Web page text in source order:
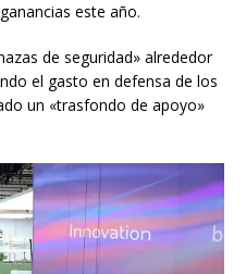
este año.
de seguridad» alrededor
el gasto en defensa de los
un «trasfondo de apoyo»